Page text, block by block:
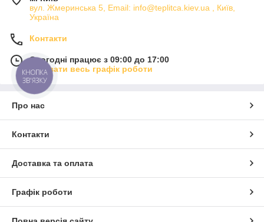
вул. Жмеринська 5, Email: info@teplitca.kiev.ua , Київ,
Україна
Контакти
Сьогодні працює з 09:00 до 17:00
Показати весь графік роботи
Про нас
Контакти
Доставка та оплата
Графік роботи
КНОПКА
ЗВ'ЯЗКУ